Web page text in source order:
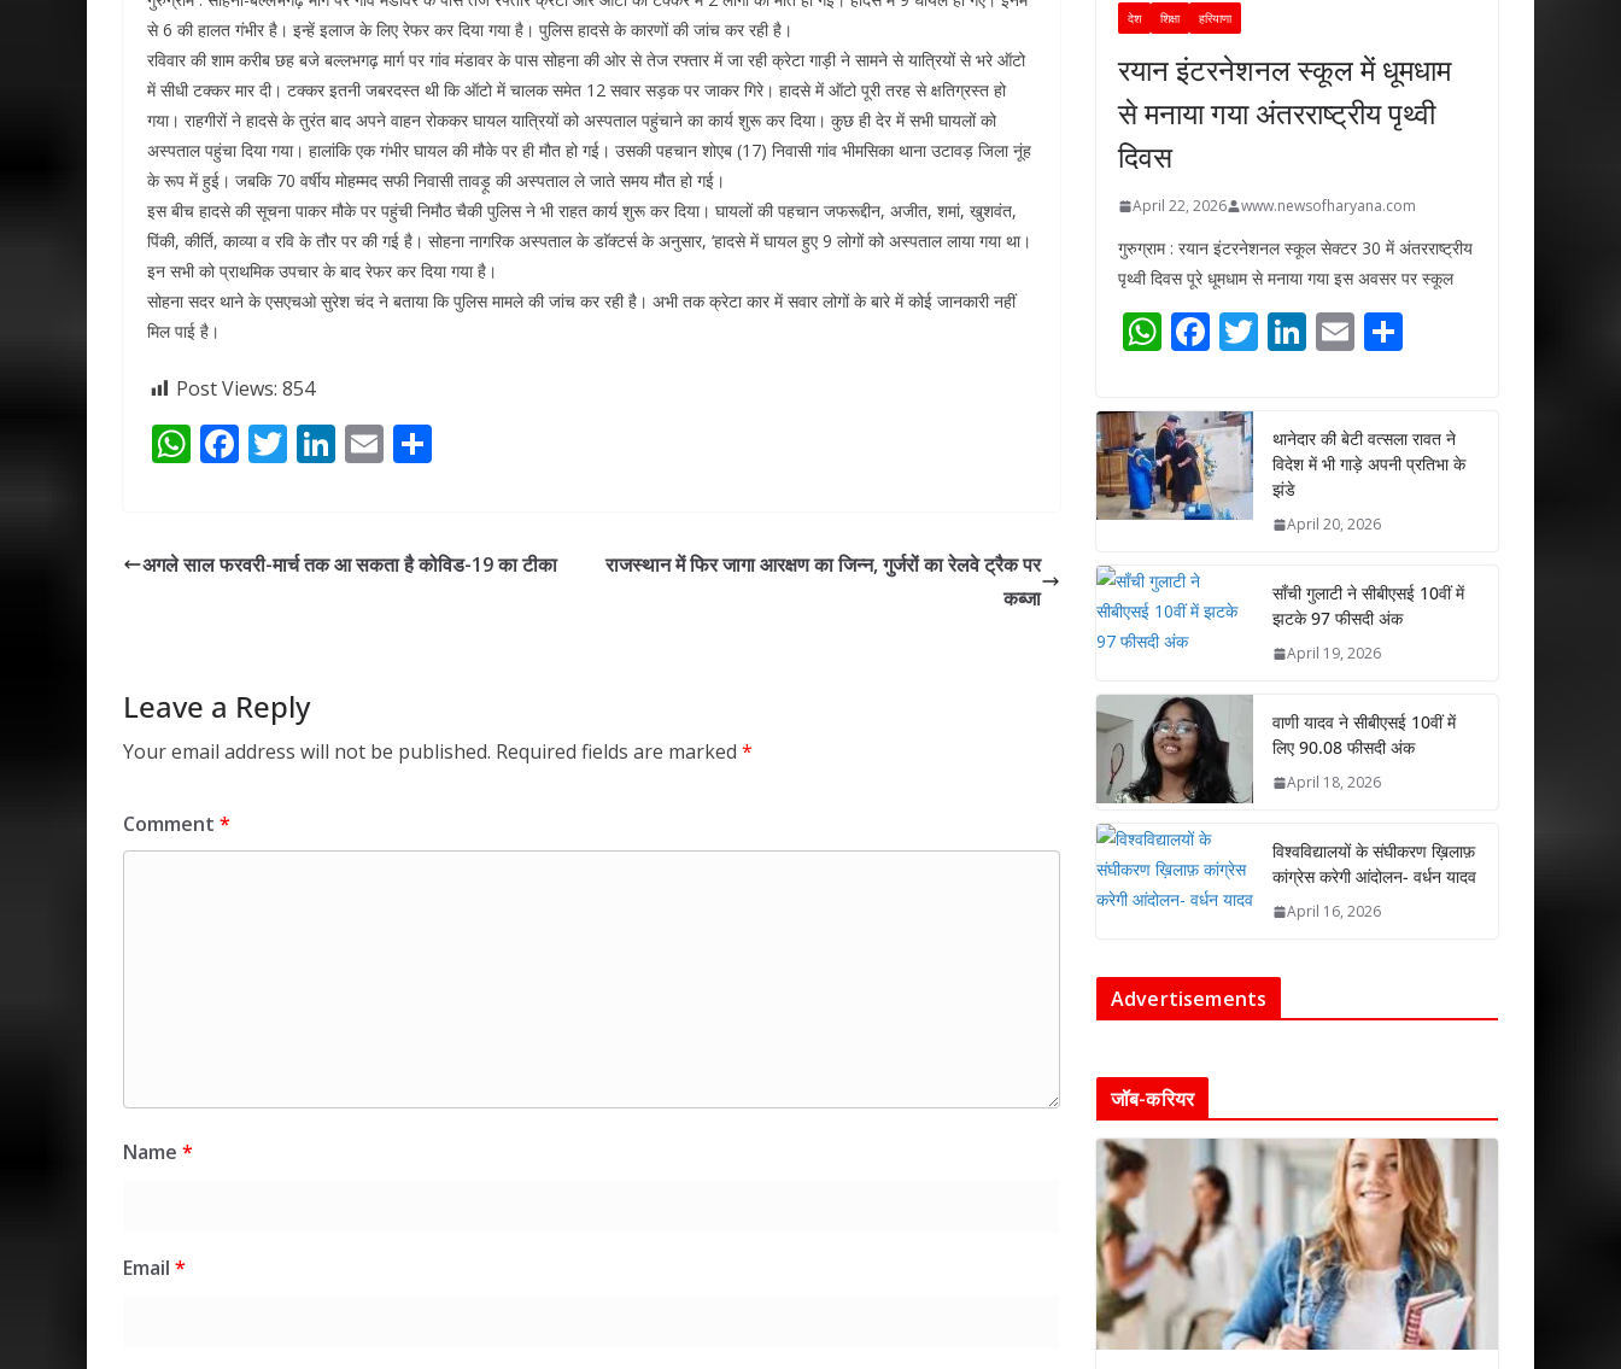
से 6 की हालत गंभीर है। इन्हें इलाज के लिए रेफर कर दिया गया है। पुलिस हादसे के कारणों की जांच कर रही है।
रविवार की शाम करीब छह बजे बल्लभगढ़ मार्ग पर गांव मंडावर के पास सोहना की ओर से तेज रफ्तार में जा रही क्रेटा गाड़ी ने सामने से यात्रियों से भरे ऑटो
में सीधी टक्कर मार दी। टक्कर इतनी जबरदस्त थी कि ऑटो में चालक समेत 12 सवार सड़क पर जाकर गिरे। हादसे में ऑटो पूरी तरह से क्षतिग्रस्त हो
गया। राहगीरों ने हादसे के तुरंत बाद अपने वाहन रोककर घायल यात्रियों को अस्पताल पहुंचाने का कार्य शुरू कर दिया। कुछ ही देर में सभी घायलों को
अस्पताल पहुंचा दिया गया। हालांकि एक गंभीर घायल की मौके पर ही मौत हो गई। उसकी पहचान शोएब (17) निवासी गांव भीमसिका थाना उटावड़ जिला नूंह
के रूप में हुई। जबकि 70 वर्षीय मोहम्मद सफी निवासी तावड़ू की अस्पताल ले जाते समय मौत हो गई।
इस बीच हादसे की सूचना पाकर मौके पर पहुंची निमौठ चैकी पुलिस ने भी राहत कार्य शुरू कर दिया। घायलों की पहचान जफरूद्दीन, अजीत, शमां, खुशवंत,
पिंकी, कीर्ति, काव्या व रवि के तौर पर की गई है। सोहना नागरिक अस्पताल के डाॅक्टर्स के अनुसार, ‘हादसे में घायल हुए 9 लोगों को अस्पताल लाया गया था।
इन सभी को प्राथमिक उपचार के बाद रेफर कर दिया गया है।
सोहना सदर थाने के एसएचओ सुरेश चंद ने बताया कि पुलिस मामले की जांच कर रही है। अभी तक क्रेटा कार में सवार लोगों के बारे में कोई जानकारी नहीं
मिल पाई है।
Post Views: 854
W
s
F
b
T
er
Li
e
E
l e
अगले साल फरवरी-मार्च तक आ सकता है कोविड-19 का टीका
राजस्थान में फिर जागा आरक्षण का जिन्न, गुर्जरों का रेलवे ट्रैक पर
कब्जा
Leave a Reply
Your email address will not be published. Required fields are marked *
Comment *
Name *
Email *
देश शिक्षा हरियाणा
रयान इंटरनेशनल स्कूल में धूमधाम
से मनाया गया अंतरराष्ट्रीय पृथ्वी
दिवस
April 22, 2026 www.newsofharyana.com
गुरुग्राम : रयान इंटरनेशनल स्कूल सेक्टर 30 में अंतरराष्ट्रीय
पृथ्वी दिवस पूरे धूमधाम से मनाया गया इस अवसर पर स्कूल
W
at
s
A
p
p
F
e
b
o
o
T
er
Li
e
dI
n
E
l e
थानेदार की बेटी वत्सला रावत ने
विदेश में भी गाड़े अपनी प्रतिभा के
झंडे
April 20, 2026
साँची गुलाटी ने सीबीएसई 10वीं में
झटके 97 फीसदी अंक
April 19, 2026
वाणी यादव ने सीबीएसई 10वीं में
लिए 90.08 फीसदी अंक
April 18, 2026
विश्वविद्यालयों के संघीकरण ख़िलाफ़
कांग्रेस करेगी आंदोलन- वर्धन यादव
April 16, 2026
Advertisements
जॉब-करियर